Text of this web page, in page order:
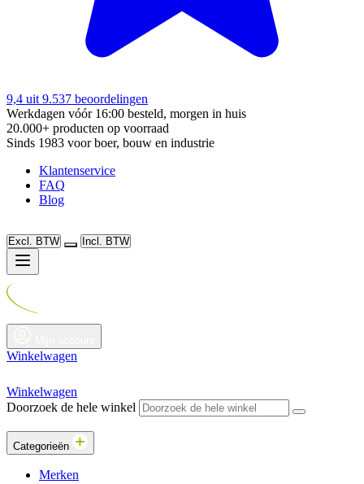
9,4 uit 9.537 beoordelingen
Werkdagen vóór 16:00 besteld, morgen in huis
20.000+ producten op voorraad
Sinds 1983 voor boer, bouw en industrie
Klantenservice
FAQ
Blog
Excl. BTW Incl. BTW
Winkelwagen
Winkelwagen
Doorzoek de hele winkel
Categorieën
Merken